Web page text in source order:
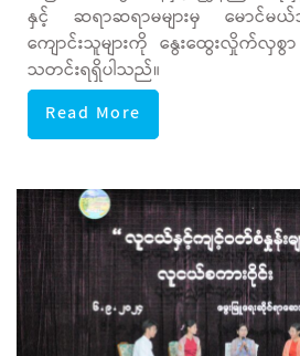
နှင့် ဆရာဆရာမများမှ မောင်မ
ကျောင်းသူများကို နွေးထွေးလှိုက်လှ
သတင်းရရှိပါသည်။
Read More